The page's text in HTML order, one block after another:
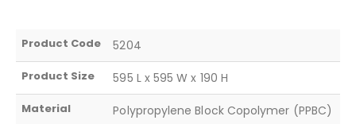
Product Code 5204
Product Size 595 L x 595 W x 190 H
Material Polypropylene Block Copolymer (PPBC)